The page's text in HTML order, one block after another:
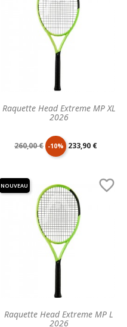
Raquette Head Extreme MP XL
2026
Prix
260,00 € -10% Prix
233,90 €
Raquette Head Extreme MP L
2026

NOUVEAU